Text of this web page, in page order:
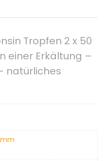
Tropfen 2 x 50
einer Erkältung –
natürliches